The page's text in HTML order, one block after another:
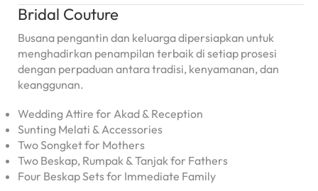
Bridal Couture
Busana pengantin dan keluarga dipersiapkan untuk
menghadirkan penampilan terbaik di setiap prosesi
dengan perpaduan antara tradisi, kenyamanan, dan
keanggunan.
Wedding Attire for Akad & Reception
Sunting Melati & Accessories
Two Songket for Mothers
Two Beskap, Rumpak & Tanjak for Fathers
Four Beskap Sets for Immediate Family